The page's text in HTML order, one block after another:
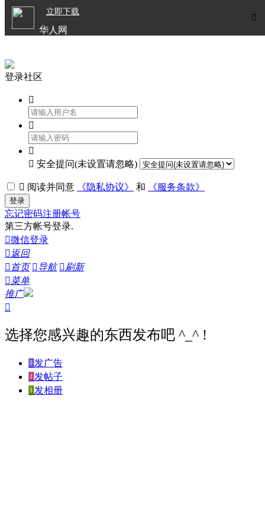

立即下载
华人网
登录社区



 安全提问(未设置请忽略)
 阅读并同意 《隐私协议》 和 《服务条款》
登录
忘记密码注册帐号
第三方帐号登录.
微信登录
 返回
 首页 导航 刷新
菜单
推广

选择您感兴趣的东西发布吧 ^_^ !
发广告
发帖子
发相册